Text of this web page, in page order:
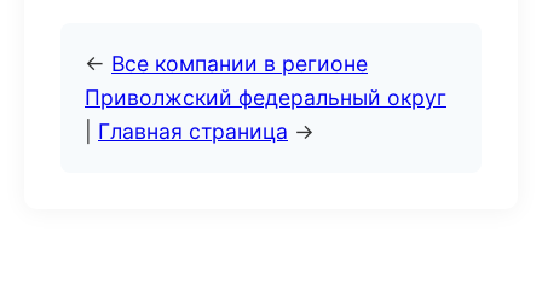
← Все компании в регионе
Приволжский федеральный округ
Главная страница →